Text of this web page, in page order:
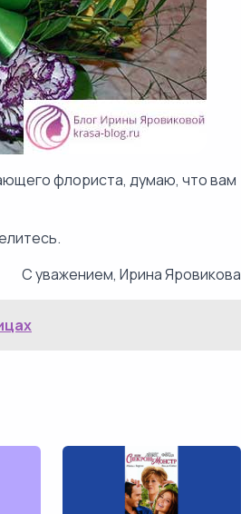
флориста, думаю, что вам
С уважением, Ирина Яровикова